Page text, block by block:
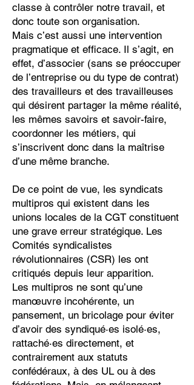
classe à contrôler notre travail, et
donc toute son organisation.
Mais c’est aussi une intervention
pragmatique et efficace. Il s’agit, en
effet, d’associer (sans se préoccuper
de l’entreprise ou du type de contrat)
des travailleurs et des travailleuses
qui désirent partager la même réalité,
les mêmes savoirs et savoir-faire,
coordonner les métiers, qui
s’inscrivent donc dans la maîtrise
d’une même branche.
De ce point de vue, les syndicats
multipros qui existent dans les
unions locales de la CGT constituent
une grave erreur stratégique. Les
Comités syndicalistes
révolutionnaires (CSR) les ont
critiqués depuis leur apparition.
Les multipros ne sont qu’une
manœuvre incohérente, un
pansement, un bricolage pour éviter
d’avoir des syndiqué·es isolé·es,
rattaché·es directement, et
contrairement aux statuts
confédéraux, à des UL ou à des